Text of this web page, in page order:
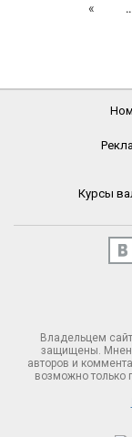
« ..
Курсы
Владельцем
защищены.
авторов и
возможно только